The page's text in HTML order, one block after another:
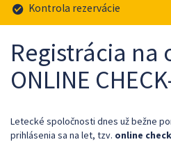
Kontrola rezervácie
Registrácia na
ONLINE
Letecké spoločnosti dnes už bežne
prihlásenia sa na let, tzv. online